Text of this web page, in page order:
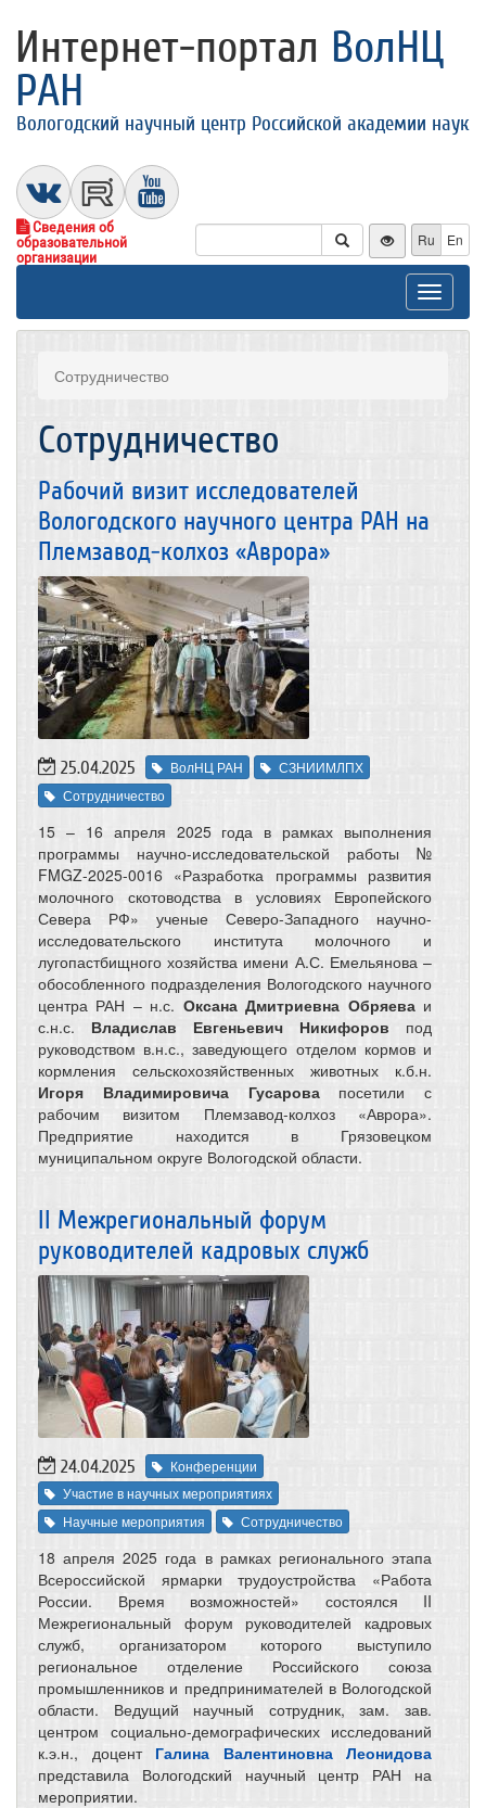
Интернет-портал ВолНЦ
РАН
Вологодский научный центр Российской академии наук
Сведения об
образовательной
организации
Ru En
Toggle
Сотрудничество
Сотрудничество
Рабочий визит исследователей
Вологодского научного центра РАН на
Племзавод-колхоз «Аврора»
25.04.2025 ВолНЦ РАН
СЗНИИМЛПХ
Сотрудничество
15 – 16 апреля 2025 года в рамках выполнения
программы научно-исследовательской работы №
FMGZ-2025-0016 «Разработка программы развития
молочного скотоводства в условиях Европейского
Севера РФ» ученые Северо-Западного научно-
исследовательского института молочного и
лугопастбищного хозяйства имени А.С. Емельянова –
обособленного подразделения Вологодского научного
центра РАН – н.с. Оксана Дмитриевна Обряеваи
с.н.с. Владислав Евгеньевич Никифоров под
руководством в.н.с., заведующего отделом кормов и
кормления сельскохозяйственных животных к.б.н.
Игоря Владимировича Гусаровапосетили с
рабочим визитом Племзавод-колхоз «Аврора».
Предприятие находится в Грязовецком
муниципальном округе Вологодской области.
II Межрегиональный форум
руководителей кадровых служб
24.04.2025
Конференции
Участие в научных мероприятиях
Научные мероприятия
Сотрудничество
18 апреля 2025 года в рамках регионального этапа
Всероссийской ярмарки трудоустройства «Работа
России. Время возможностей» состоялся II
Межрегиональный форум руководителей кадровых
служб, организатором которого выступило
региональное отделение Российского союза
промышленников и предпринимателей в Вологодской
области. Ведущий научный сотрудник, зам. зав.
центром социально-демографических исследований
к.э.н., доцент Галина Валентиновна Леонидова
представила Вологодский научный центр РАН на
мероприятии.